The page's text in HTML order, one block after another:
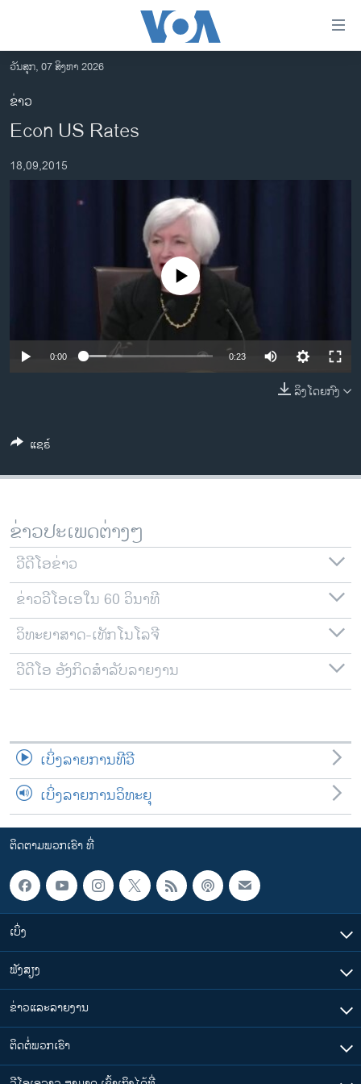
ເຂົ້າ
ຫາ
ຂ້າມ
ຂ້າມ
ໄປ
ອາເມຣິກາ
ການເລືອກຕັ້ງ ປະທານາທີບໍດີ ສະຫະລັດ 2024
ອິດສະຫຼະພາບດ້ານການຂ່າວ
ຊຸມຊົນຊາວລາວ
ວິທະຍາສາດ-ເທັກໂນໂລຈີ
ພາສາອັງກິດ
ລາຍການກະຈາຍສຽງ
ລາຍງານ
ຕິດຕາມພວກເຮົາ ທີ່
ພາສາຕ່າງໆ
ວັນສຸກ, 07 ສິງຫາ 2026
ຂ່າວ
Econ US Rates
18,09,2015
No media source currently available
0:00 0:23
ລິງໂດຍກົງ
ແຊຣ໌
ຂ່າວປະເພດຕ່າງໆ
ວີດີໂອຂ່າວ
ຂ່າວວີໂອເອໃນ 60 ວິນາທີ
ວິທະຍາສາດ-ເທັກໂນໂລຈີ
ວີດີໂອ ອັງກິດສຳລັບລາຍງານ
ເບິ່ງລາຍການທີວີ
ເບິ່ງລາຍການວິທະຍຸ
ຕິດຕາມພວກເຮົາ ທີ່
ເບິ່ງ
ຟັງສຽງ
ຂ່າວແລະລາຍງານ
ຕິດຕໍ່ພວກເຮົາ